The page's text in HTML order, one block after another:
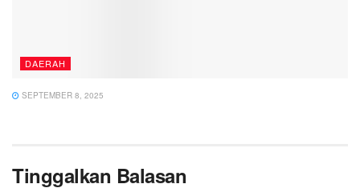
DAERAH
SEPTEMBER 8, 2025
Tinggalkan Balasan